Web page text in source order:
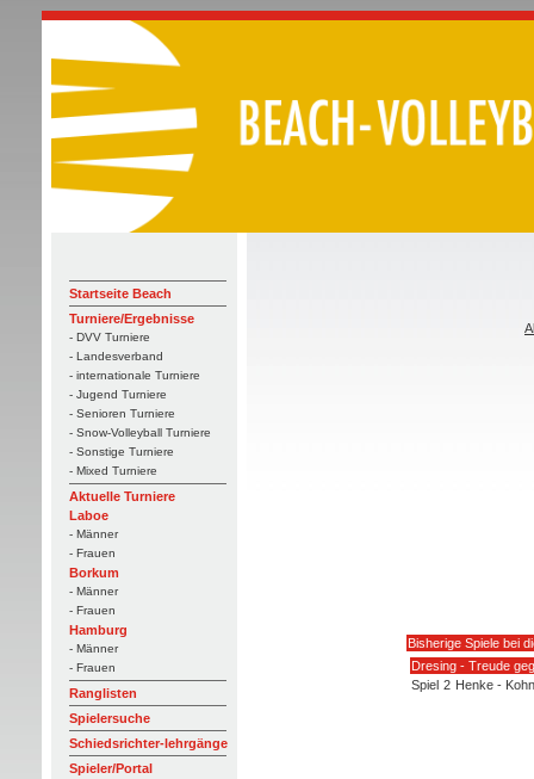
Startseite Beach
Turniere/Ergebnisse
- DVV Turniere
- Landesverband
- internationale Turniere
- Jugend Turniere
- Senioren Turniere
- Snow-Volleyball Turniere
- Sonstige Turniere
- Mixed Turniere
Aktuelle Turniere
Laboe
- Männer
- Frauen
Borkum
- Männer
- Frauen
Hamburg
- Männer
- Frauen
Ranglisten
Spielersuche
Schiedsrichter-lehrgänge
Spieler/Portal
Bisherige Spiele bei
Dresing - Treude
Spiel 2 Henke - Kohn